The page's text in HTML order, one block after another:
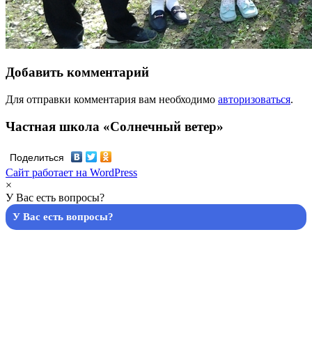
Добавить комментарий
Для отправки комментария вам необходимо авторизоваться.
Частная школа «Солнечный ветер»
Поделиться
Сайт работает на WordPress
×
У Вас есть вопросы?
У Вас есть вопросы?